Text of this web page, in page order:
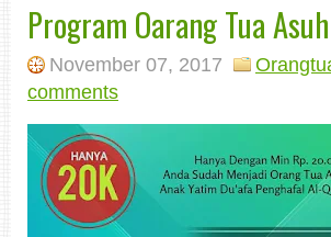
Program Oarang Tua Asuh
November 07, 2017
comments